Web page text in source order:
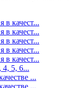
в качест...
в качест...
в качест...
в качест...
в качест...
5, 6...
...
...